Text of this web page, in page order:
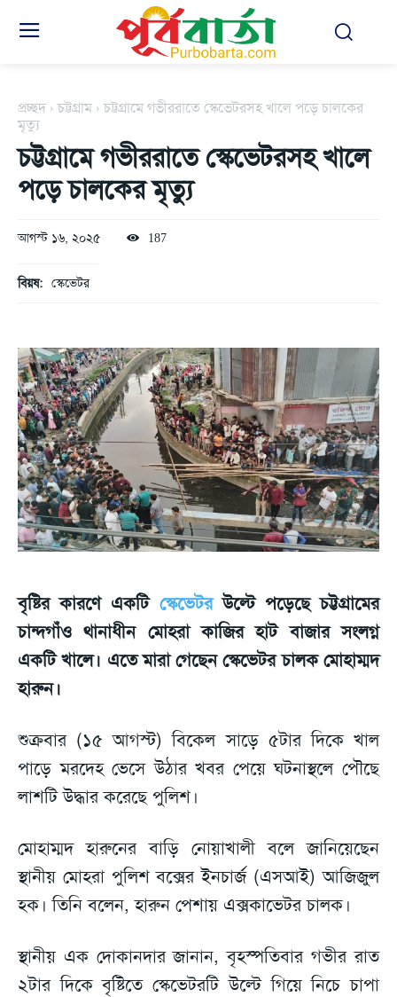
প্রচ্ছদ চট্টগ্রাম
চট্টগ্রামে গভীররাতে স্কেভেটরসহ খালে পড়ে চালকের
মৃত্যু
চট্টগ্রামে গভীররাতে স্কেভেটরসহ খালে
পড়ে চালকের মৃত্যু
আগস্ট ১৬, ২০২৫ 187
বিয়ষ: স্কেভেটর
বৃষ্টির কারণে একটি স্কেভেটরউল্টে পড়েছে চট্টগ্রামের
চান্দগাঁও থানাধীন মোহরা কাজির হাট বাজার সংলগ্ন
একটি খালে। এতে মারা গেছেন স্কেভেটর চালক মোহাম্মদ
হারুন।
শুক্রবার (১৫ আগস্ট) বিকেল সাড়ে ৫টার দিকে খাল
পাড়ে মরদেহ ভেসে উঠার খবর পেয়ে ঘটনাস্থলে পৌছে
লাশটি উদ্ধার করেছে পুলিশ।
মোহাম্মদ হারুনের বাড়ি নোয়াখালী বলে জানিয়েছেন
স্থানীয় মোহরা পুলিশ বক্সের ইনচার্জ (এসআই) আজিজুল
হক। তিনি বলেন, হারুন পেশায় এক্সকাভেটর চালক।
স্থানীয় এক দোকানদার জানান, বৃহস্পতিবার গভীর রাত
২টার দিকে বৃষ্টিতে স্কেভেটরটি উল্টে গিয়ে নিচে চাপা